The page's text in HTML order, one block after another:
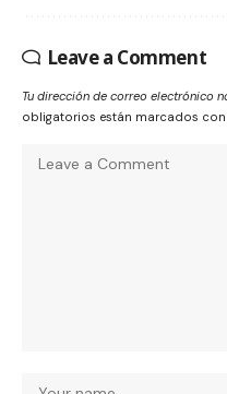
Leave a Comment
Tu dirección de correo electrónico
obligatorios están marcados con